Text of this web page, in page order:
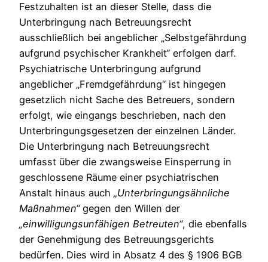
Festzuhalten ist an dieser Stelle, dass die
Unterbringung nach Betreuungsrecht
ausschließlich bei angeblicher „Selbstgefährdung
aufgrund psychischer Krankheit“ erfolgen darf.
Psychiatrische Unterbringung aufgrund
angeblicher „Fremdgefährdung“ ist hingegen
gesetzlich nicht Sache des Betreuers, sondern
erfolgt, wie eingangs beschrieben, nach den
Unterbringungsgesetzen der einzelnen Länder.
Die Unterbringung nach Betreuungsrecht
umfasst über die zwangsweise Einsperrung in
geschlossene Räume einer psychiatrischen
Anstalt hinaus auch „Unterbringungsähnliche
Maßnahmen“gegen den Willen der
„einwilligungsunfähigen Betreuten“, die ebenfalls
der Genehmigung des Betreuungsgerichts
bedürfen. Dies wird in Absatz 4 des § 1906 BGB